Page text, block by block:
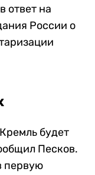
ответ на
России о
будет
Песков.
первую